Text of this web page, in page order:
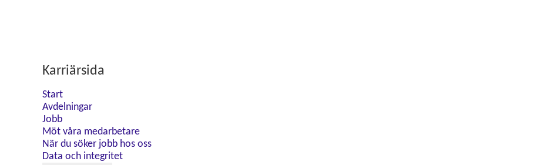
Karriärsida
Start
Avdelningar
Jobb
Möt våra medarbetare
När du söker jobb hos oss
Data och integritet